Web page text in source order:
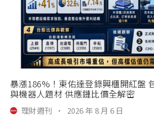
暴漲186%！東佑達登錄興櫃開紅盤
與機器人題材 供應鏈比價全解密
理財週刊 · 2026 年 8 月 6 日